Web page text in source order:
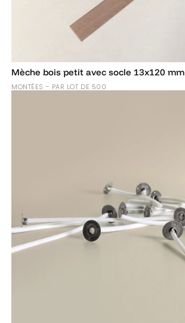
Mèche bois petit avec socle 13x120 mm
MONTÉES - PAR LOT DE 500